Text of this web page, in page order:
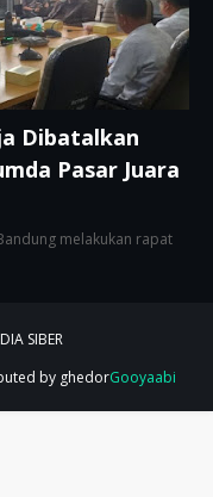
Dibatalkan
Pasar Juara
melakukan rapat
SIBER
by ghedorGooyaabi